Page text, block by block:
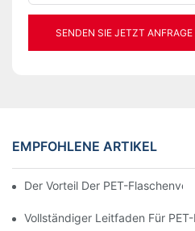
SENDEN SIE JETZT ANFRAGE
EMPFOHLENE ARTIKEL
Der Vorteil Der PET-
Vollständiger Leitfaden Für